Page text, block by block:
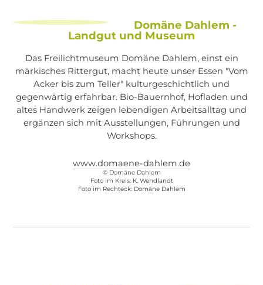
Domäne Dahlem -
Landgut und Museum
Das Freilichtmuseum Domäne Dahlem, einst ein
märkisches Rittergut, macht heute unser Essen "Vom
Acker bis zum Teller" kulturgeschichtlich und
gegenwärtig erfahrbar. Bio-Bauernhof, Hofladen und
altes Handwerk zeigen lebendigen Arbeitsalltag und
ergänzen sich mit Ausstellungen, Führungen und
Workshops.
www.domaene-dahlem.de
© Domäne Dahlem
Foto im Kreis: K. Wendlandt
Foto im Rechteck: Domäne Dahlem